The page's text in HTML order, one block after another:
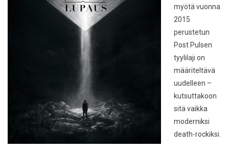
myötä vuonna
2015
perustetun
Post Pulsen
tyylilaji on
määriteltävä
uudelleen –
kutsuttakoon
sitä vaikka
moderniksi
death-rockiksi.